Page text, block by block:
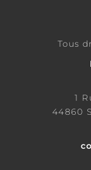
Tous
1
44860